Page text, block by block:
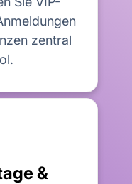
zentral
&